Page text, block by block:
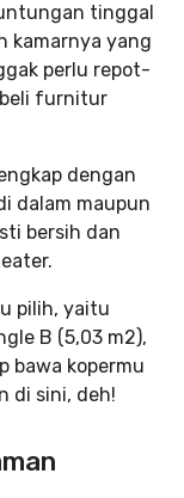
tinggal
kamarnya yang
perlu repot-
beli furnitur
dengan
dalam maupun
bersih dan
pilih, yaitu
B (5,03 m2),
bawa kopermu
di sini, deh!